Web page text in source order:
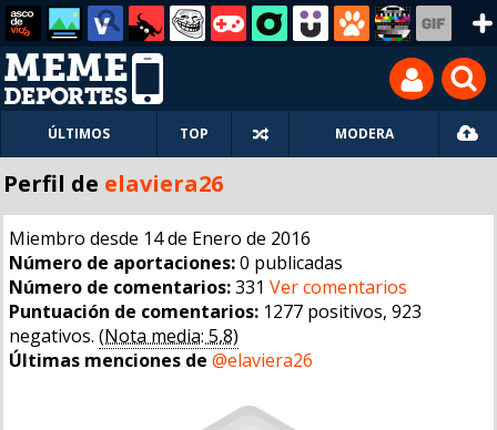
ÚLTIMOS TOP MODERA
Perfil de elaviera26
Miembro desde 14 de Enero de 2016
Número de aportaciones:0 publicadas
Número de comentarios:331 Ver comentarios
Puntuación de comentarios: 1277 positivos, 923
negativos. (Nota media: 5,8)
Últimas menciones de @elaviera26